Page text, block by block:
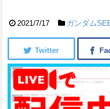
2021/7/17 ガンダム